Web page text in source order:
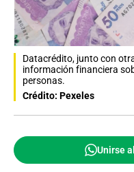
Datacrédito, junto con
información financiera
personas.
Crédito: Pexeles
Unirse